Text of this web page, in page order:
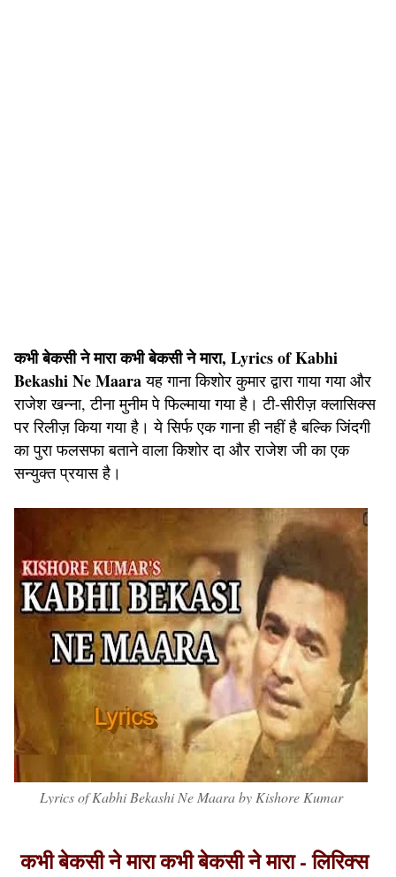
कभी बेकसी ने मारा कभी बेकसी ने मारा, Lyrics of Kabhi
Bekashi Ne Maaraयह गाना किशोर कुमार द्वारा गाया गया और
राजेश खन्ना, टीना मुनीम पे फिल्माया गया है। टी-सीरीज़ क्लासिक्स
पर रिलीज़ किया गया है। ये सिर्फ एक गाना ही नहीं है बल्कि जिंदगी
का पुरा फलसफा बताने वाला किशोर दा और राजेश जी का एक
सन्युक्त प्रयास है।
Lyrics of Kabhi Bekashi Ne Maara by Kishore Kumar
कभी बेकसी ने मारा कभी बेकसी ने मारा - लिरिक्स